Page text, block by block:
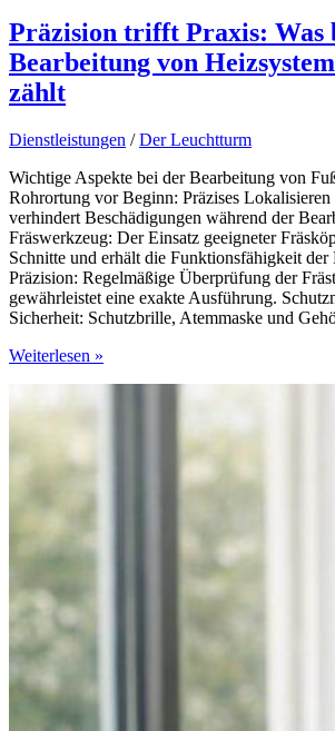
Präzision trifft Praxis: Was
Bearbeitung von
zählt
Dienstleistungen /Der Leuchtturm
Wichtige Aspekte bei der Bearbeitung von
Rohrortung vor Beginn: Präzises
verhindert Beschädigungen während der
Fräswerkzeug: Der Einsatz geeigneter
Schnitte und erhält die Funktionsfähigkeit
Präzision: Regelmäßige Überprüfung der
gewährleistet eine exakte Ausführung.
Sicherheit: Schutzbrille, Atemmaske und
Präzision
Was
Heizsystemen
wirklich
zählt
Weiterlesen »